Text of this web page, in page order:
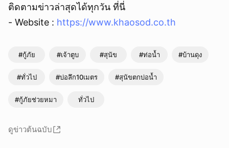
ติดตามข่าวล่าสุดได้ทุกวัน ที่นี่
- Website : https://www.khaosod.co.th
#กู้ภัย #เจ้าตูบ #สุนัข #ท่อน้ำ #บ้านดุง
#ทั่วไป #บ่อลึก10เมตร #สุนัขตกบ่อน้ำ
#กู้ภัยช่วยหมา ทั่วไป
ดูข่าวต้นฉบับ